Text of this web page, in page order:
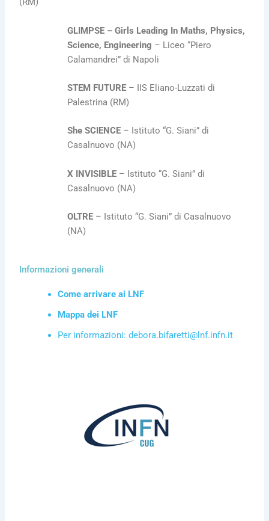
GLIMPSE – Girls Leading In Maths, Physics,
Science, Engineering – Liceo “Piero
Calamandrei” di Napoli
STEM FUTURE – IIS Eliano-Luzzati di
Palestrina (RM)
She SCIENCE – Istituto “G. Siani” di
Casalnuovo (NA)
X INVISIBLE – Istituto “G. Siani” di
Casalnuovo (NA)
OLTRE – Istituto “G. Siani” di Casalnuovo
(NA)
Informazioni generali
Come arrivare ai LNF
Mappa dei LNF
Per informazioni:debora.bifaretti@lnf.infn.it